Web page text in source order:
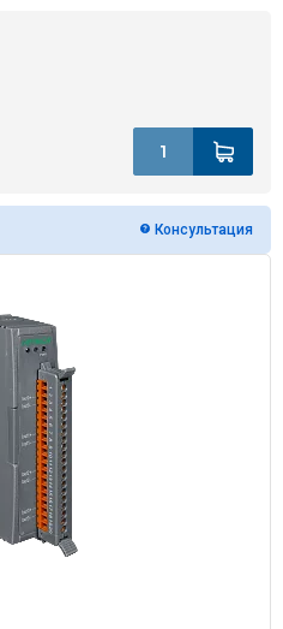
Консультация